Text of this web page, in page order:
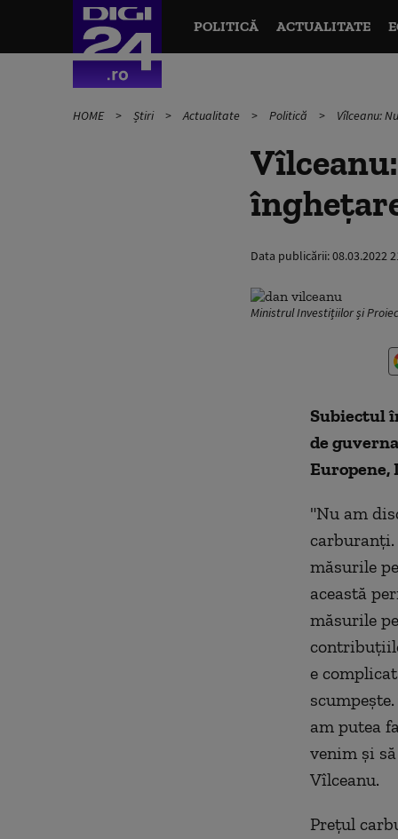
POLITICĂ ACTUALITATE
HOME Știri Actualitate Politică Vîlceanu:
Data publicării:08.03.2022
Ministrul Investițiilor și
Subiectul
de
Europene,
"Nu am
carburanţi.
măsurile
această
măsurile
e
am putea
venim şi
Vîlceanu.
Preţul